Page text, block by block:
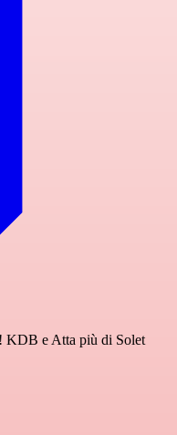
KDB e Atta più di Solet